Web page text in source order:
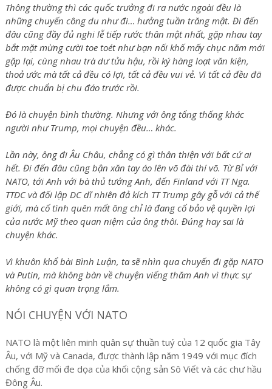
Thông thường thì các quốc trưởng đi ra nước ngoài đều là
những chuyến công du như đi… hưởng tuần trăng mật. Đi đến
đâu cũng đầy đủ nghi lễ tiếp rước thân mật nhất, gặp nhau tay
bắt mặt mừng cười toe toét như bạn nối khố mấy chục năm mới
gặp lại, cùng nhau trà dư tửu hậu, rồi ký hàng loạt văn kiện,
thoả ước mà tất cả đều có lợi, tất cả đều vui vẻ. Vì tất cả đều đã
được chuẩn bị chu đáo trước rồi.
Đó là chuyện bình thường. Nhưng với ông tổng thống khác
người như Trump, mọi chuyện đều… khác.
Lần này, ông đi Âu Châu, chẳng có gì thân thiện với bất cứ ai
hết. Đi đến đâu cũng bận xăn tay áo lên võ đài thí võ. Từ Bỉ với
NATO, tới Anh với bà thủ tướng Anh, đến Finland với TT Nga.
TTDC và đối lập DC dĩ nhiên đả kích TT Trump gây gỗ với cả thế
giới, mà cố tình quên mất ông chỉ là đang cố bảo vệ quyền lợi
của nước Mỹ theo quan niệm của ông thôi. Đúng hay sai là
chuyện khác.
Vì khuôn khổ bài Bình Luận, ta sẽ nhìn qua chuyến đi gặp NATO
và Putin, mà không bàn về chuyện viếng thăm Anh vì thực sự
không có gì quan trọng lắm.
NÓI CHUYỆN VỚI NATO
NATO là một liên minh quân sự thuần tuý của 12 quốc gia Tây
Âu, với Mỹ và Canada, được thành lập năm 1949 với mục đích
chống đỡ mối đe dọa của khối cộng sản Sô Viết và các chư hầu
Đông Âu.